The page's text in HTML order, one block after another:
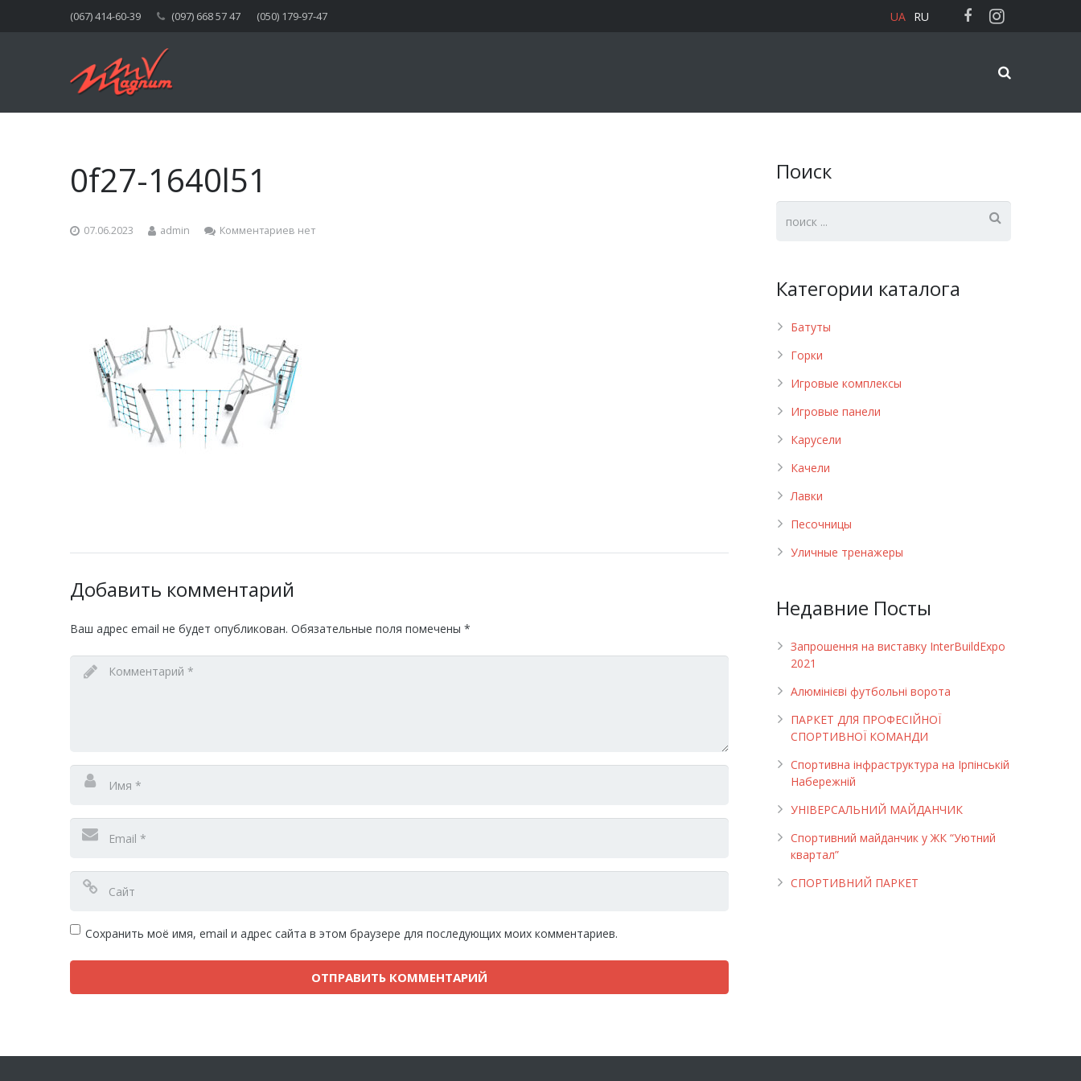
(067) 414-60-39 (097) 668 57 47 (050) 179-97-47 UA RU
0f27-1640l51
07.06.2023 admin Комментариев нет
Добавить комментарий
Ваш адрес email не будет опубликован. Обязательные поля помечены *
Сохранить моё имя, email и адрес сайта в этом браузере для последующих моих комментариев.
Поиск
Категории каталога
Батуты
Горки
Игровые комплексы
Игровые панели
Карусели
Качели
Лавки
Песочницы
Уличные тренажеры
Недавние Посты
Запрошення на виставку InterBuildExpo
2021
Алюмінієві футбольні ворота
ПАРКЕТ ДЛЯ ПРОФЕСІЙНОЇ
СПОРТИВНОЇ КОМАНДИ
Спортивна інфраструктура на Ірпінській
Набережній
УНІВЕРСАЛЬНИЙ МАЙДАНЧИК
Cпортивний майданчик у ЖК “Уютний
квартал”
СПОРТИВНИЙ ПАРКЕТ